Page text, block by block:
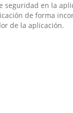
seguridad en la
de forma
de la aplicación.